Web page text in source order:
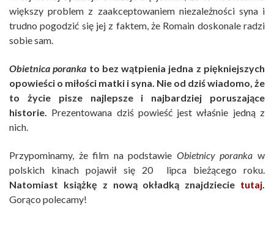
większy problem z zaakceptowaniem niezależności syna i
trudno pogodzić się jej z faktem, że Romain doskonale radzi
sobie sam.
Obietnica poranka to bez wątpienia jedna z piękniejszych
opowieści o miłości matki i syna. Nie od dziś wiadomo, że
to życie pisze najlepsze i najbardziej poruszające
historie.
Prezentowana dziś powieść jest właśnie jedną z
nich.
Przypominamy, że film na podstawie Obietnicy poranka w
polskich kinach pojawił się 20 lipca bieżącego roku.
Natomiast książkę z nową okładką znajdziecie tutaj.
Gorąco polecamy!